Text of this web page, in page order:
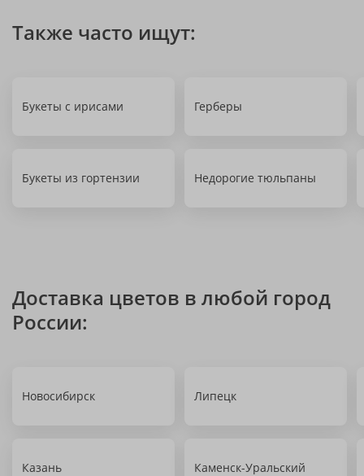
Также часто ищут:
Букеты с ирисами Герберы
Букеты из гортензии Недорогие тюльпаны
Доставка цветов в любой город
России:
Новосибирск Липецк
Казань Каменск-Уральский